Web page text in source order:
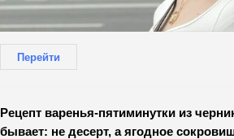
Перейти
Рецепт варенья-пятиминутки из
бывает: не десерт, а ягодное